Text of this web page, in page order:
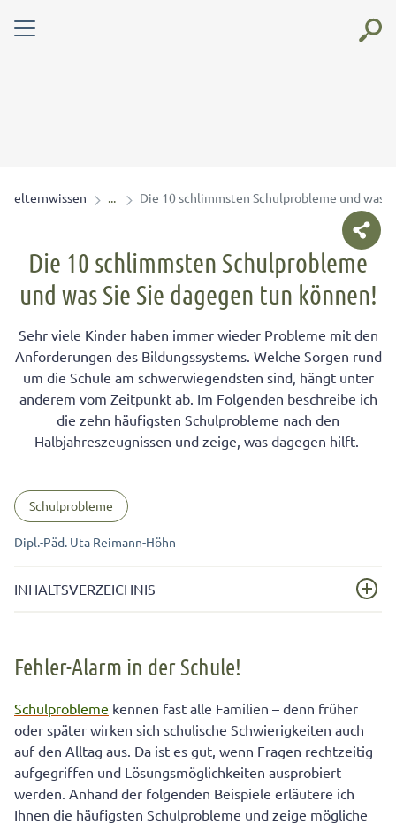
elternwissen Die 10 schlimmsten Schulprobleme und was
Die 10 schlimmsten Schulprobleme
und was Sie Sie dagegen tun können!
Sehr viele Kinder haben immer wieder Probleme mit den
Anforderungen des Bildungssystems. Welche Sorgen rund
um die Schule am schwerwiegendsten sind, hängt unter
anderem vom Zeitpunkt ab. Im Folgenden beschreibe ich
die zehn häufigsten Schulprobleme nach den
Halbjahreszeugnissen und zeige, was dagegen hilft.
Schulprobleme
Dipl.-Päd. Uta Reimann-Höhn
INHALTSVERZEICHNIS
Fehler-Alarm in der Schule!
Schulprobleme kennen fast alle Familien – denn früher
oder später wirken sich schulische Schwierigkeiten auch
auf den Alltag aus. Da ist es gut, wenn Fragen rechtzeitig
aufgegriffen und Lösungsmöglichkeiten ausprobiert
werden. Anhand der folgenden Beispiele erläutere ich
Ihnen die häufigsten Schulprobleme und zeige mögliche